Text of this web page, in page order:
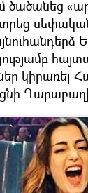
ծածանեց
կիրառել